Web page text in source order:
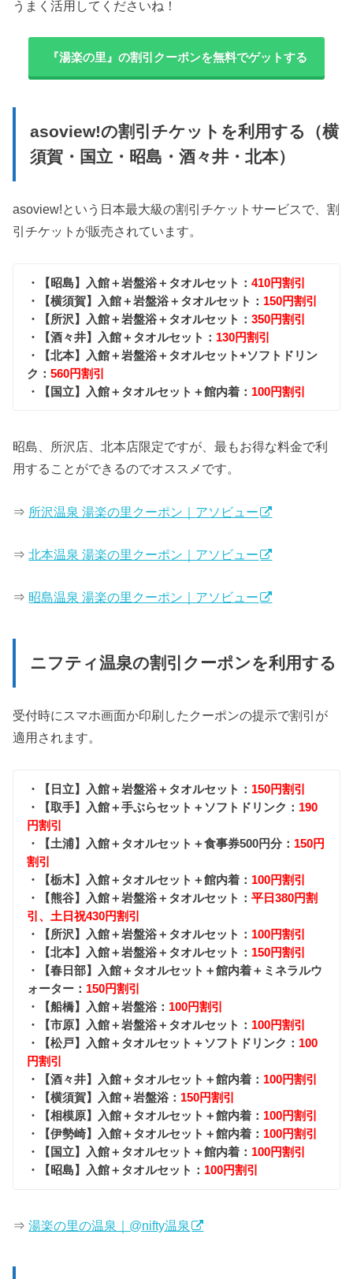
うまく活用してくださいね！
『湯楽の里』の割引クーポンを無料でゲットする
asoview!の割引チケットを利用する（横
須賀・国立・昭島・酒々井・北本）
asoview!という日本最大級の割引チケットサービスで、割
引チケットが販売されています。
・【昭島】入館＋岩盤浴＋タオルセット：410円割引
・【横須賀】入館＋岩盤浴＋タオルセット： 150円割引
・【所沢】入館＋岩盤浴＋タオルセット：350円割引
・【酒々井】入館＋タオルセット： 130円割引
・【北本】入館＋岩盤浴＋タオルセット+ソフトドリン
ク：560円割引
・【国立】入館＋タオルセット＋館内着： 100円割引
昭島、所沢店、北本店限定ですが、最もお得な料金で利
用することができるのでオススメです。
⇒ 所沢温泉 湯楽の里クーポン｜アソビュー
⇒北本温泉 湯楽の里クーポン｜アソビュー
⇒ 昭島温泉 湯楽の里クーポン｜アソビュー
ニフティ温泉の割引クーポンを利用する
受付時にスマホ画面か印刷したクーポンの提示で割引が
適用されます。
・【日立】入館＋岩盤浴＋タオルセット： 150円割引
・【取手】入館＋手ぶらセット＋ソフトドリンク： 190
円割引
・【土浦】入館＋タオルセット＋食事券500円分： 150円
割引
・【栃木】入館＋タオルセット＋館内着： 100円割引
・【熊谷】入館＋岩盤浴＋タオルセット：平日380円割
引、土日祝430円割引
・【所沢】入館＋岩盤浴＋タオルセット： 100円割引
・【北本】入館＋岩盤浴＋タオルセット： 150円割引
・【春日部】入館＋タオルセット＋館内着＋ミネラルウ
ォーター： 150円割引
・【船橋】入館＋岩盤浴： 100円割引
・【市原】入館＋岩盤浴＋タオルセット： 100円割引
・【松戸】入館＋タオルセット＋ソフトドリンク： 100
円割引
・【酒々井】入館＋タオルセット＋館内着： 100円割引
・【横須賀】入館＋岩盤浴： 150円割引
・【相模原】入館＋タオルセット＋館内着： 100円割引
・【伊勢崎】入館＋タオルセット＋館内着： 100円割引
・【国立】入館＋タオルセット＋館内着： 100円割引
・【昭島】入館＋タオルセット： 100円割引
⇒湯楽の里の温泉｜@nifty温泉